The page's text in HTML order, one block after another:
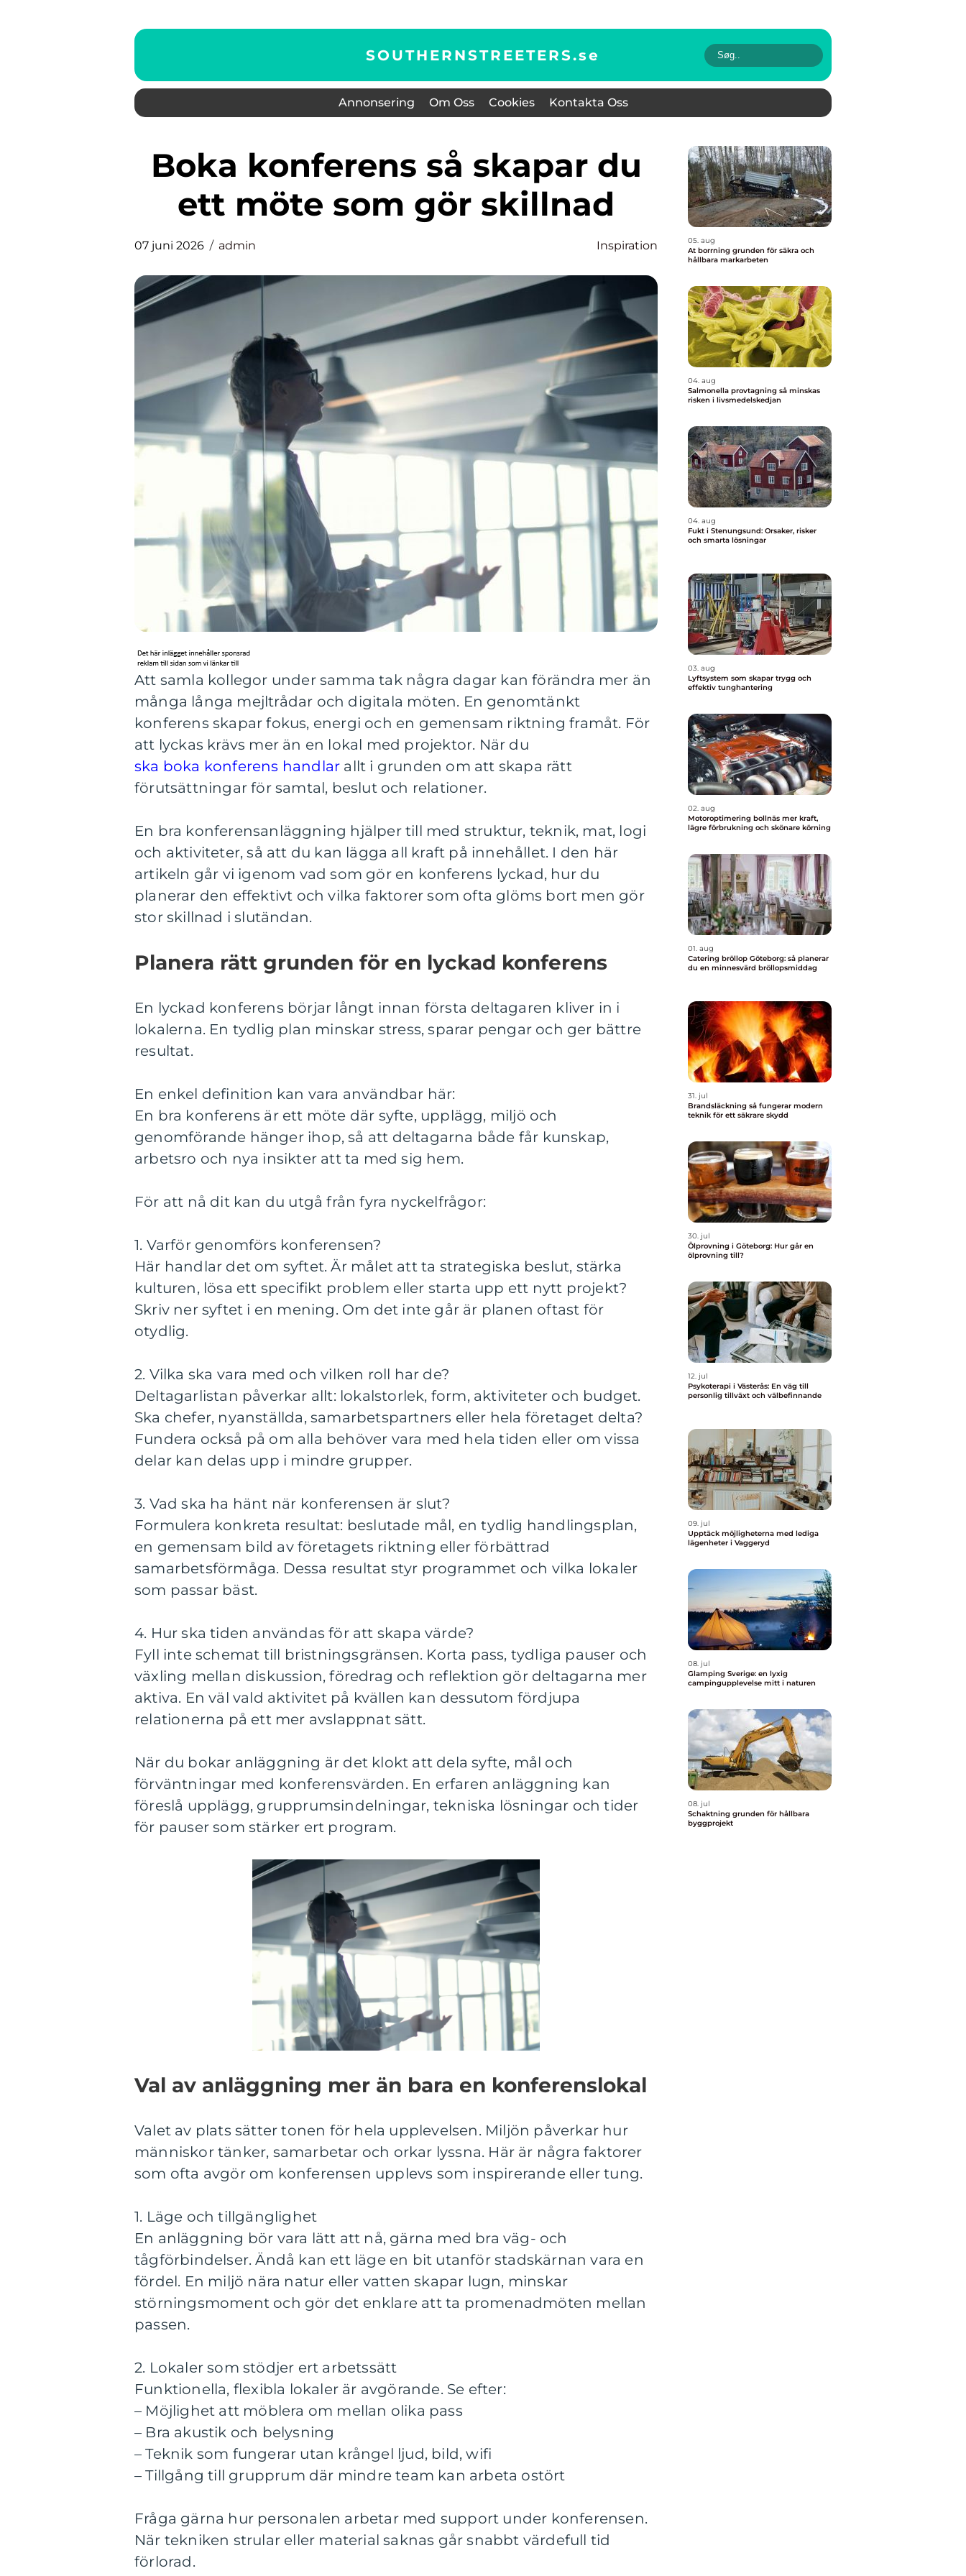
SOUTHERNSTREETERS.se
Annonsering Om Oss Cookies Kontakta Oss
Boka konferens så skapar du
ett möte som gör skillnad
07 juni 2026 admin Inspiration
Att samla kollegor under samma tak några dagar kan förändra mer än
många långa mejltrådar och digitala möten. En genomtänkt
konferens skapar fokus, energi och en gemensam riktning framåt. För
att lyckas krävs mer än en lokal med projektor. När du
ska boka konferens handlar allt i grunden om att skapa rätt
förutsättningar för samtal, beslut och relationer.
En bra konferensanläggning hjälper till med struktur, teknik, mat, logi
och aktiviteter, så att du kan lägga all kraft på innehållet. I den här
artikeln går vi igenom vad som gör en konferens lyckad, hur du
planerar den effektivt och vilka faktorer som ofta glöms bort men gör
stor skillnad i slutändan.
Planera rätt grunden för en lyckad konferens
En lyckad konferens börjar långt innan första deltagaren kliver in i
lokalerna. En tydlig plan minskar stress, sparar pengar och ger bättre
resultat.
En enkel definition kan vara användbar här:
En bra konferens är ett möte där syfte, upplägg, miljö och
genomförande hänger ihop, så att deltagarna både får kunskap,
arbetsro och nya insikter att ta med sig hem.
För att nå dit kan du utgå från fyra nyckelfrågor:
1. Varför genomförs konferensen?
Här handlar det om syftet. Är målet att ta strategiska beslut, stärka
kulturen, lösa ett specifikt problem eller starta upp ett nytt projekt?
Skriv ner syftet i en mening. Om det inte går är planen oftast för
otydlig.
2. Vilka ska vara med och vilken roll har de?
Deltagarlistan påverkar allt: lokalstorlek, form, aktiviteter och budget.
Ska chefer, nyanställda, samarbetspartners eller hela företaget delta?
Fundera också på om alla behöver vara med hela tiden eller om vissa
delar kan delas upp i mindre grupper.
3. Vad ska ha hänt när konferensen är slut?
Formulera konkreta resultat: beslutade mål, en tydlig handlingsplan,
en gemensam bild av företagets riktning eller förbättrad
samarbetsförmåga. Dessa resultat styr programmet och vilka lokaler
som passar bäst.
4. Hur ska tiden användas för att skapa värde?
Fyll inte schemat till bristningsgränsen. Korta pass, tydliga pauser och
växling mellan diskussion, föredrag och reflektion gör deltagarna mer
aktiva. En väl vald aktivitet på kvällen kan dessutom fördjupa
relationerna på ett mer avslappnat sätt.
När du bokar anläggning är det klokt att dela syfte, mål och
förväntningar med konferensvärden. En erfaren anläggning kan
föreslå upplägg, grupprumsindelningar, tekniska lösningar och tider
för pauser som stärker ert program.
Val av anläggning mer än bara en konferenslokal
Valet av plats sätter tonen för hela upplevelsen. Miljön påverkar hur
människor tänker, samarbetar och orkar lyssna. Här är några faktorer
som ofta avgör om konferensen upplevs som inspirerande eller tung.
1. Läge och tillgänglighet
En anläggning bör vara lätt att nå, gärna med bra väg- och
tågförbindelser. Ändå kan ett läge en bit utanför stadskärnan vara en
fördel. En miljö nära natur eller vatten skapar lugn, minskar
störningsmoment och gör det enklare att ta promenadmöten mellan
passen.
2. Lokaler som stödjer ert arbetssätt
Funktionella, flexibla lokaler är avgörande. Se efter:
– Möjlighet att möblera om mellan olika pass
– Bra akustik och belysning
– Teknik som fungerar utan krångel ljud, bild, wifi
– Tillgång till grupprum där mindre team kan arbeta ostört
Fråga gärna hur personalen arbetar med support under konferensen.
När tekniken strular eller material saknas går snabbt värdefull tid
förlorad.
05. aug
At borrning grunden för säkra och
hållbara markarbeten
04. aug
Salmonella provtagning så minskas
risken i livsmedelskedjan
04. aug
Fukt i Stenungsund: Orsaker, risker
och smarta lösningar
03. aug
Lyftsystem som skapar trygg och
effektiv tunghantering
02. aug
Motoroptimering bollnäs mer kraft,
lägre förbrukning och skönare körning
01. aug
Catering bröllop Göteborg: så planerar
du en minnesvärd bröllopsmiddag
31. jul
Brandsläckning så fungerar modern
teknik för ett säkrare skydd
30. jul
Ölprovning i Göteborg: Hur går en
ölprovning till?
12. jul
Psykoterapi i Västerås: En väg till
personlig tillväxt och välbefinnande
09. jul
Upptäck möjligheterna med lediga
lägenheter i Vaggeryd
08. jul
Glamping Sverige: en lyxig
campingupplevelse mitt i naturen
08. jul
Schaktning grunden för hållbara
byggprojekt